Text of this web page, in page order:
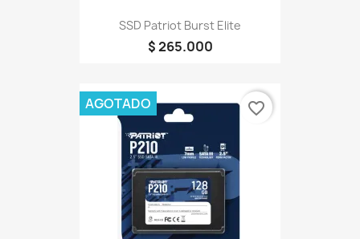
SSD Patriot Burst Elite
$ 265.000
AGOTADO favorite_border